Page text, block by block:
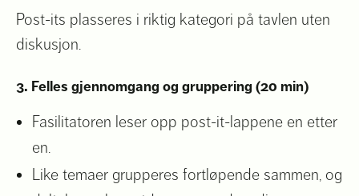
Post-its plasseres i riktig kategori på tavlen uten
diskusjon.
3. Felles gjennomgang og gruppering (20 min)
Fasilitatoren leser opp post-it-lappene en etter
en.
Like temaer grupperes fortløpende sammen, og